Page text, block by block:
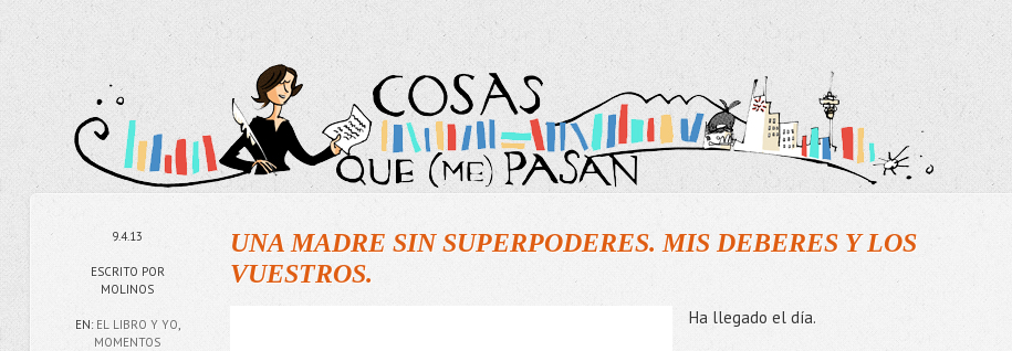
9.4.13
ESCRITO POR
MOLINOS
EN: EL LIBRO Y YO,
MOMENTOS
UNA MADRE SIN SUPERPODERES. MIS DEBERES Y LOS
VUESTROS.
Ha llegado el día.